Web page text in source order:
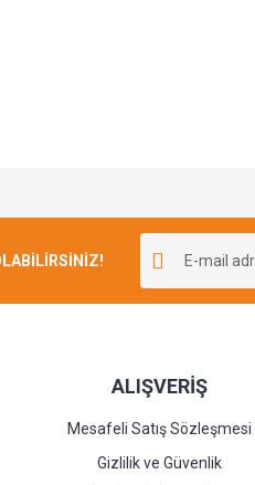
ALIŞVERİŞ
Mesafeli Satış Sözleşmesi
Gizlilik ve Güvenlik